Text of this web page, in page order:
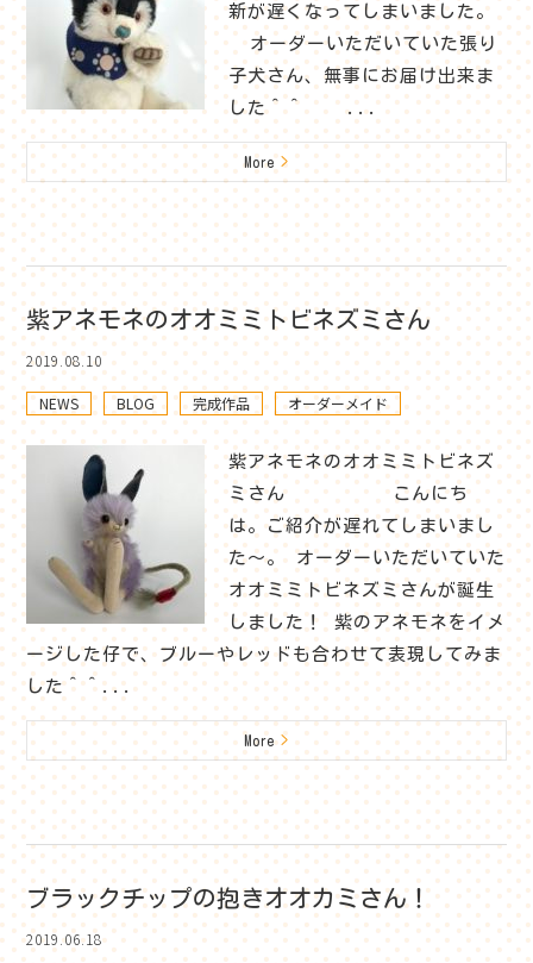
新が遅くなってしまいました。
オーダーいただいていた張り
子犬さん、無事にお届け出来ま
した＾＾ ...
More>
紫アネモネのオオミミトビネズミさん
2019.08.10
NEWS BLOG 完成作品 オーダーメイド
紫アネモネのオオミミトビネズ
ミさん こんにち
は。ご紹介が遅れてしまいまし
た～。 オーダーいただいていた
オオミミトビネズミさんが誕生
しました！ 紫のアネモネをイメ
ージした仔で、ブルーやレッドも合わせて表現してみま
した＾＾...
More>
ブラックチップの抱きオオカミさん！
2019.06.18